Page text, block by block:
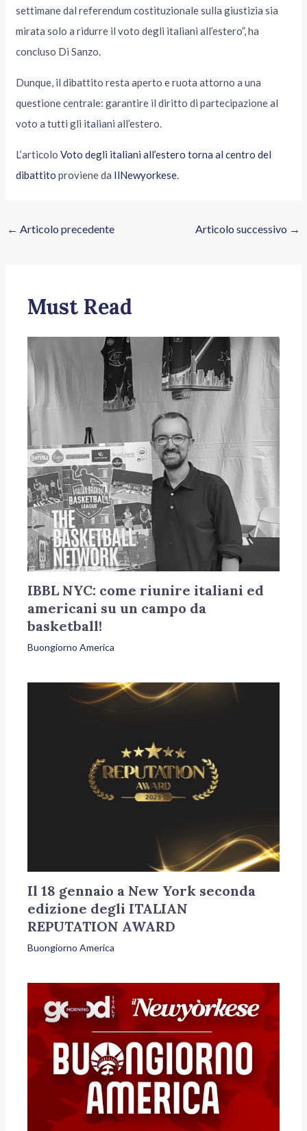
settimane dal referendum costituzionale sulla giustizia sia
mirata solo a ridurre il voto degli italiani all’estero”, ha
concluso Di Sanzo.
Dunque, il dibattito resta aperto e ruota attorno a una
questione centrale: garantire il diritto di partecipazione al
voto a tutti gli italiani all’estero.
L’articoloVoto degli italiani all’estero torna al centro del
dibattito proviene da IlNewyorkese
← Articolo precedente Articolo successivo →
Must Read
IBBL NYC: come riunire italiani ed
americani su un campo da
basketball!
Buongiorno America
Il 18 gennaio a New York seconda
edizione degli ITALIAN
REPUTATION AWARD
Buongiorno America